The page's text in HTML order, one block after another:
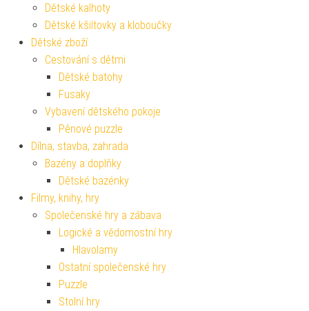
Dětské kalhoty
Dětské kšiltovky a kloboučky
Dětské zboží
Cestování s dětmi
Dětské batohy
Fusaky
Vybavení dětského pokoje
Pěnové puzzle
Dílna, stavba, zahrada
Bazény a doplňky
Dětské bazénky
Filmy, knihy, hry
Společenské hry a zábava
Logické a vědomostní hry
Hlavolamy
Ostatní společenské hry
Puzzle
Stolní hry